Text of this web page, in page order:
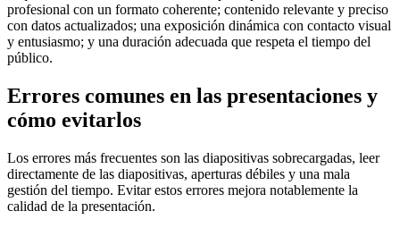
profesional con un formato coherente; contenido relevante y preciso
con datos actualizados; una exposición dinámica con contacto visual
y entusiasmo; y una duración adecuada que respeta el tiempo del
público.
Errores comunes en las presentaciones y
cómo evitarlos
Los errores más frecuentes son las diapositivas sobrecargadas, leer
directamente de las diapositivas, aperturas débiles y una mala
gestión del tiempo. Evitar estos errores mejora notablemente la
calidad de la presentación.